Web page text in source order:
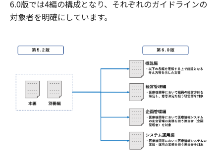
6.0版では4編の構成となり、それぞれのガイドラインの
対象者を明確にしています。